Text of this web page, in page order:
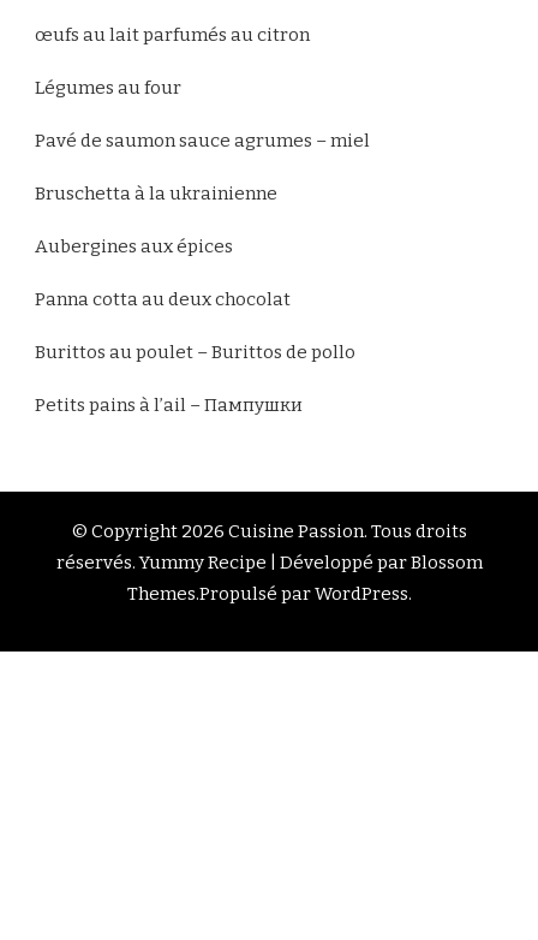
œufs au lait parfumés au citron
Légumes au four
Pavé de saumon sauce agrumes – miel
Bruschetta à la ukrainienne
Aubergines aux épices
Panna cotta au deux chocolat
Burittos au poulet – Burittos de pollo
Petits pains à l’ail – Пампушки
© Copyright 2026 Cuisine Passion. Tous droits
réservés.Yummy Recipe | Développé parBlossom
Themes.Propulsé parWordPress.